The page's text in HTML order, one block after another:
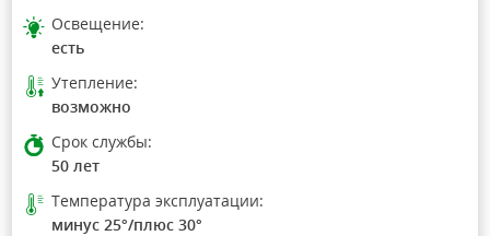
Освещение:
есть
Утепление:
возможно
Срок службы:
50 лет
Температура эксплуатации:
минус 25°/плюс 30°